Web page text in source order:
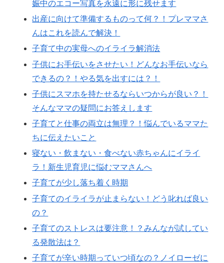
娠中のエコー写真を永遠に形に残せます
出産に向けて準備するものって何？！プレママさ
んはこれを読んで解決！
子育て中の実母へのイライラ解消法
子供にお手伝いをさせたい！どんなお手伝いなら
できるの？！やる気を出すには？！
子供にスマホを持たせるならいつからが良い？！
そんなママの疑問にお答えします
子育てと仕事の両立は無理？！悩んでいるママた
ちに伝えたいこと
寝ない・飲まない・食べない赤ちゃんにイライ
ラ！新生児育児に悩むママさんへ
子育てが少し落ち着く時期
子育てのイライラが止まらない！どう叱れば良い
の？
子育てのストレスは要注意！？みんなが試してい
る発散法は？
子育てが辛い時期っていつ頃なの？ノイローゼに